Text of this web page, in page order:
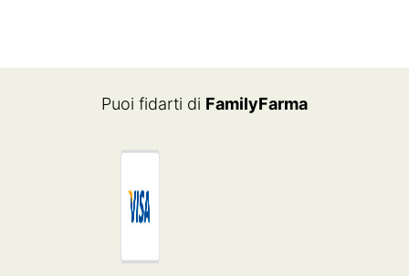
€19.50.€14.88.
Puoi fidarti di FamilyFarma